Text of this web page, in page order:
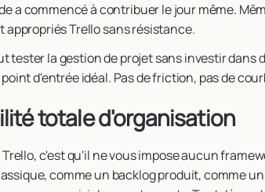
a commencé à contribuer le jour même.
appropriés Trello sans résistance.
tester la gestion de projet sans investir dans
d'entrée idéal. Pas de friction, pas de
totale d'organisation
c'est qu'il ne vous impose aucun
comme un backlog produit, comme